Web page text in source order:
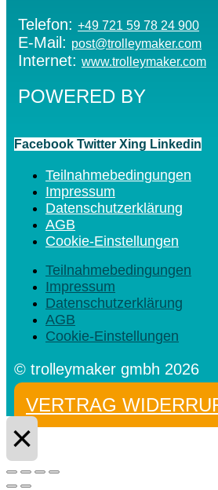
Telefon: +49 721 59 78 24 900
E-Mail: post@trolleymaker.com
Internet: www.trolleymaker.com
POWERED BY
Facebook Twitter Xing Linkedin
Teilnahmebedingungen
Impressum
Datenschutzerklärung
AGB
Cookie-Einstellungen
Teilnahmebedingungen
Impressum
Datenschutzerklärung
AGB
Cookie-Einstellungen
© trolleymaker gmbh 2026
VERTRAG
×